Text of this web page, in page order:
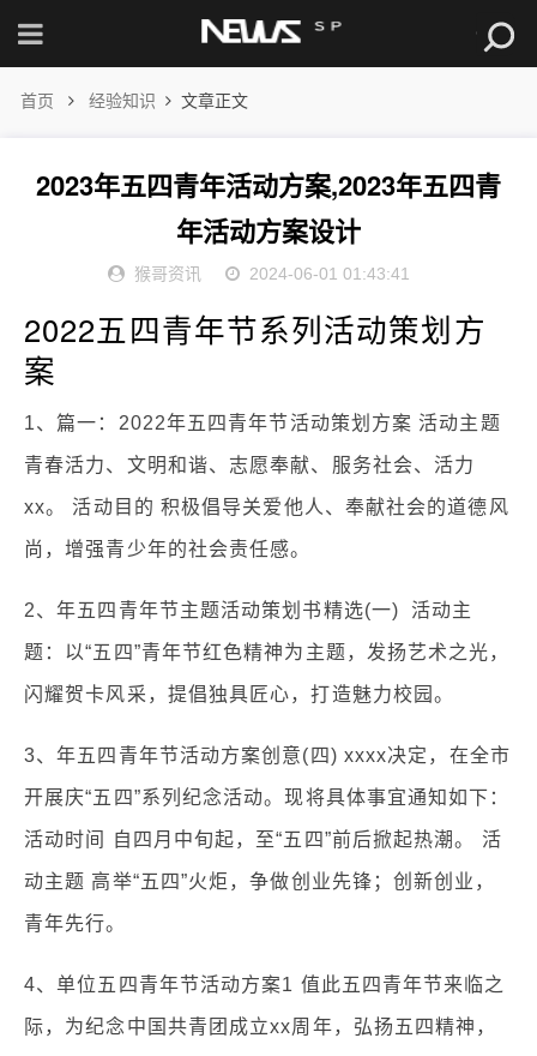
首页 经验知识 文章正文
2023年五四青年活动方案,2023年五四青
年活动方案设计
猴哥资讯 2024-06-01 01:43:41
2022五四青年节系列活动策划方
案
1、篇一：2022年五四青年节活动策划方案 活动主题
青春活力、文明和谐、志愿奉献、服务社会、活力
xx。 活动目的 积极倡导关爱他人、奉献社会的道德风
尚，增强青少年的社会责任感。
2、年五四青年节主题活动策划书精选(一) 活动主
题：以“五四”青年节红色精神为主题，发扬艺术之光，
闪耀贺卡风采，提倡独具匠心，打造魅力校园。
3、年五四青年节活动方案创意(四) xxxx决定，在全市
开展庆“五四”系列纪念活动。现将具体事宜通知如下：
活动时间 自四月中旬起，至“五四”前后掀起热潮。 活
动主题 高举“五四”火炬，争做创业先锋；创新创业，
青年先行。
4、单位五四青年节活动方案1 值此五四青年节来临之
际，为纪念中国共青团成立xx周年，弘扬五四精神，